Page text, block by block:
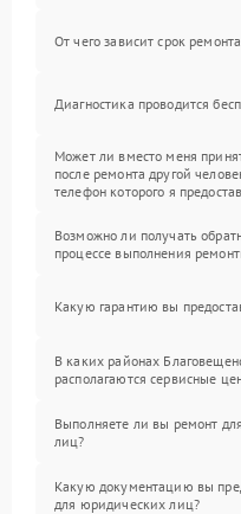
От чего зависит срок
Диагностика проводится
Может ли вместо меня
после ремонта другой
телефон которого я
Возможно ли получать
процессе выполнения
Какую гарантию вы
В каких районах
располагаются сервисные
Выполняете ли вы ремонт
лиц?
Какую документацию вы
для юридических лиц?